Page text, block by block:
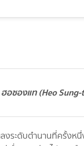
อซองแท (Heo Sung-
งระดับตำนานที่ครั้งห